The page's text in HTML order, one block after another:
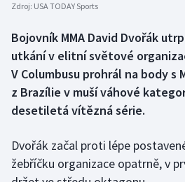
Biatlon
Boby a skeleton
Box
Curling
Dostihy
Aplikace ČT sport
AZ kvíz
Zdroj: USA TODAY Sports
Bojovník MMA David Dvořák
utkání v elitní světové
V Columbusu prohrál na body s
z Brazílie v muší váhové
desetiletá vítězná série.
Dvořák začal proti lépe
žebříčku organizace opatrně, v